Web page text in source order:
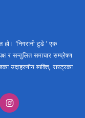
हो। ‘निगरानी टुडे ‘ एक
र सन्तुलित समाचार सम्प्रेषण
उदाहरणीय ब्यक्ति, रास्ट्रका
Instagram